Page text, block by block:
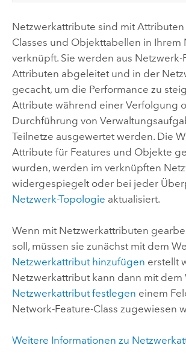
Netzwerkattribute sind mit Attributen
Classes und Objekttabellen in Ihrem
verknüpft. Sie werden aus Netzwerk-
Attributen abgeleitet und in der
gecacht, um die Performance zu
Attribute während einer Verfolgung
Durchführung von
Teilnetze ausgewertet werden. Die
Attribute für Features und Objekte
wurden, werden im verknüpften
widergespiegelt oder bei jeder
Netzwerk-Topologie aktualisiert.
Wenn mit Netzwerkattributen
soll, müssen sie zunächst mit dem
Netzwerkattribut hinzufügen erstellt
Netzwerkattribut kann dann mit dem
Netzwerkattribut festlegen einem
Network-Feature-Class zugewiesen
Weitere Informationen zu